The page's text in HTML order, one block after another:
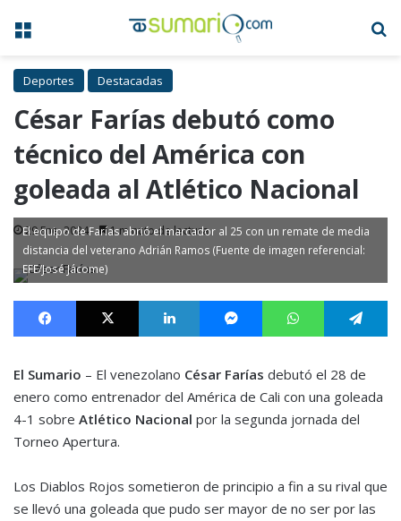
Menú
Deportes Destacadas
César Farías debutó como
técnico del América con
goleada al Atlético Nacional
29 Ene, 2024 1 minuto de lectura
El equipo de Farías abrió el marcador al 25 con un remate de media
distancia del veterano Adrián Ramos (Fuente de imagen referencial:
EFE/José Jácome)
Facebook X LinkedIn MessengerWhatsApp
El Sumario – El venezolano César Farías debutó el 28 de
enero como entrenador del América de Cali con una goleada
4-1 sobre Atlético Nacional por la segunda jornada del
Torneo Apertura.
Los Diablos Rojos sometieron de principio a fin a su rival que
se llevó una goleada que pudo ser mayor de no ser por las